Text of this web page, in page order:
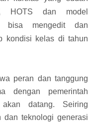
HOTS dan model
bisa mengedit dan
kondisi kelas di tahun
peran dan tanggung
dengan pemerintah
datang. Seiring
dan teknologi generasi